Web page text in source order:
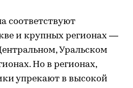
соответствуют
и крупных регионах —
Уральском
Но в регионах,
упрекают в высокой